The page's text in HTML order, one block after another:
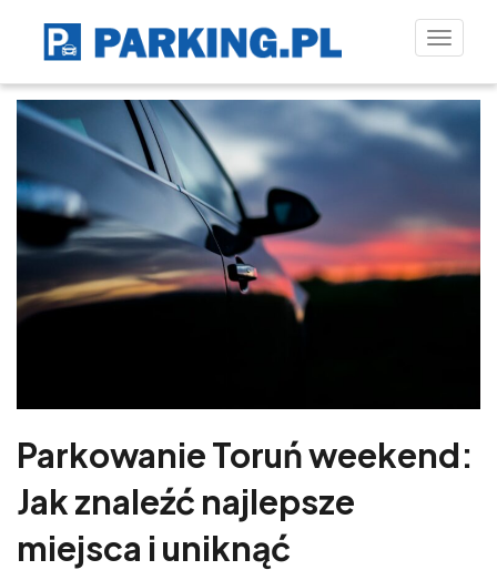
Toggle
Parkowanie Toruń weekend:
Jak znaleźć najlepsze
miejsca i uniknąć